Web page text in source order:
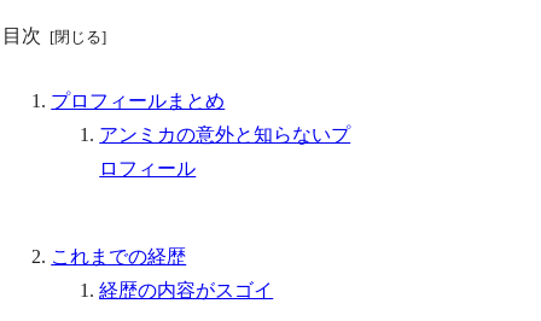
目次
プロフィールまとめ
アンミカの意外と知らないプ
ロフィール
これまでの経歴
経歴の内容がスゴイ